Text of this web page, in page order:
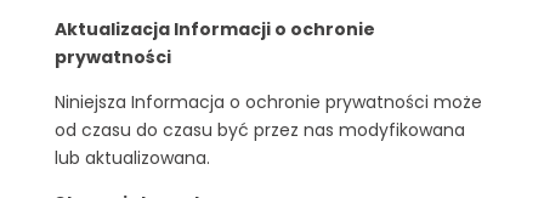
Aktualizacja Informacji o ochronie
prywatności
Niniejsza Informacja o ochronie prywatności może
od czasu do czasu być przez nas modyfikowana
lub aktualizowana.